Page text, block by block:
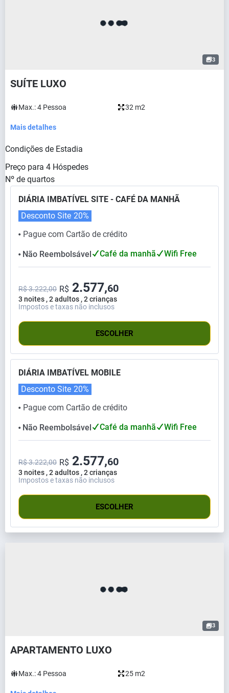
3
SUÍTE LUXO
Max.:4 Pessoa 32 m2
Mais detalhes
Condições de Estadia
Preço para 4 Hóspedes
Nº de quartos
DIÁRIA IMBATÍVEL SITE - CAFÉ DA MANHÃ
⬤ Pague com Cartão de crédito
Desconto Site 20%
⬤ Não Reembolsável Café da manhã Wifi Free
3 noites , 2 adultos , 2 crianças
R$ 3.222,00 R$ 2.577,60
Impostos e taxas não inclusos
ESCOLHER
DIÁRIA IMBATÍVEL MOBILE
⬤ Pague com Cartão de crédito
Desconto Site 20%
⬤ Não Reembolsável Café da manhã Wifi Free
3 noites , 2 adultos , 2 crianças
R$ 3.222,00 R$ 2.577,60
Impostos e taxas não inclusos
ESCOLHER
3
APARTAMENTO LUXO
Max.:4 Pessoa 25 m2